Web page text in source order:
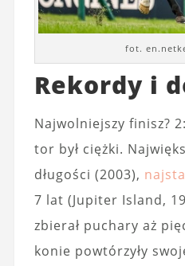
fot.
Rekordy i
Najwolniejszy finisz?
tor był ciężki.
długości (2003),
7 lat (Jupiter Island,
zbierał puchary aż
konie powtórzyły